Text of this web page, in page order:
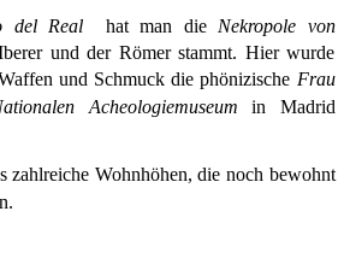
del Real hat man die Nekropole von
und der Römer stammt. Hier wurde
und Schmuck die phönizische Frau
Acheologiemuseum in Madrid
zahlreiche Wohnhöhen, die noch bewohnt